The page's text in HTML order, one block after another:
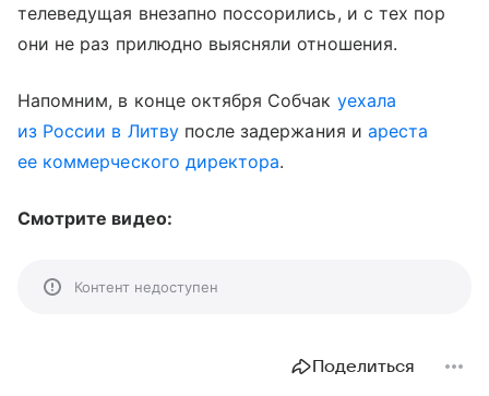
телеведущая внезапно поссорились, и с тех пор
они не раз прилюдно выясняли отношения.
Напомним, в конце октября Собчак уехала
из России в Литвупосле задержания и ареста
ее коммерческого директора.
Смотрите видео:
Контент недоступен
Поделиться